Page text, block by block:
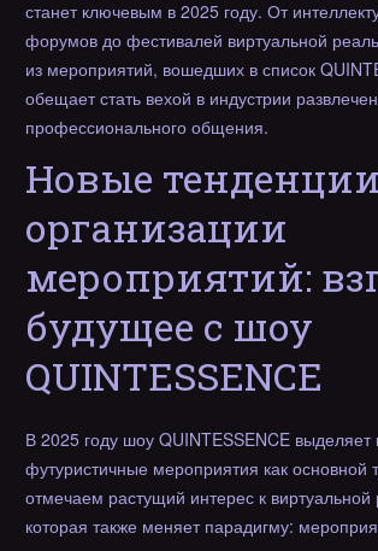
станет ключевым в 2025 году. От
форумов до фестивалей виртуальной
из мероприятий, вошедших в список
обещает стать вехой в индустрии
профессионального общения.
Новые
организации
мероприятий:
будущее с шоу
QUINTESSENCE
В 2025 году шоу QUINTESSENCE выделяет
футуристичные мероприятия как основной
отмечаем растущий интерес к виртуальной
которая также меняет парадигму: